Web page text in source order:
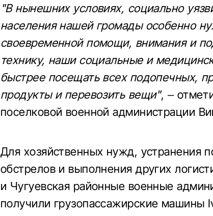
"В нынешних условиях, социально
населения нашей громады особенно
своевременной помощи, внимания и
технику, наши социальные и
быстрее посещать всех подопечных,
продукты и перевозить вещи", –
поселковой военной администрации
Для хозяйственных нужд, устранения
обстрелов и выполнения других
и Чугуевская районные военные
получили грузопассажирские машины